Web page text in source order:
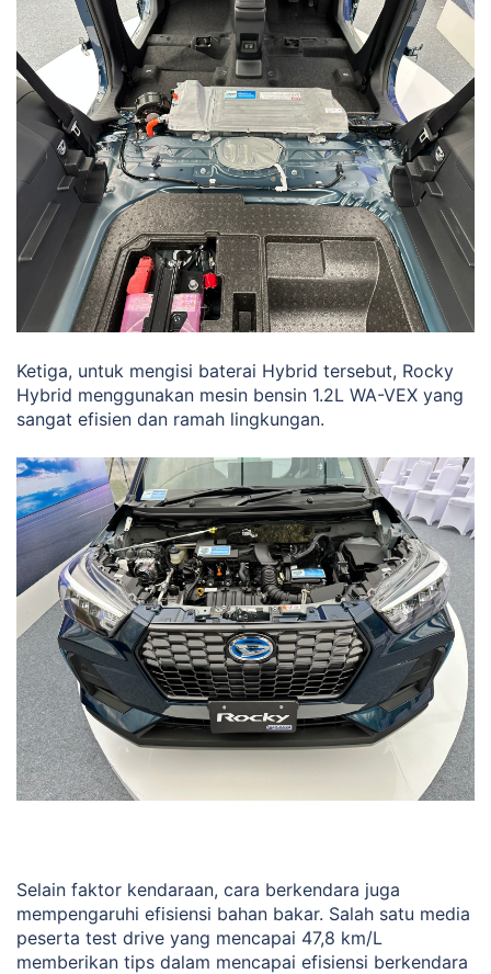
Ketiga, untuk mengisi baterai Hybrid tersebut, Rocky
Hybrid menggunakan mesin bensin 1.2L WA-VEX yang
sangat efisien dan ramah lingkungan.
Selain faktor kendaraan, cara berkendara juga
mempengaruhi efisiensi bahan bakar. Salah satu media
peserta test drive yang mencapai 47,8 km/L
memberikan tips dalam mencapai efisiensi berkendara